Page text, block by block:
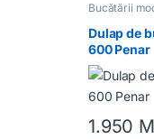
Bucătării
Dulap de
600 Penar
1.950